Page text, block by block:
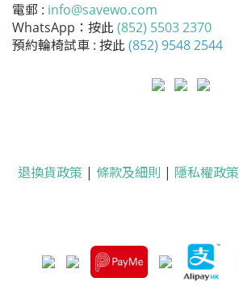
電郵 : info@savewo.com
WhatsApp：按此 (852) 5503 2370
預約輪椅試車 : 按此 (852) 9548 2544
退換貨政策 | 條款及細則 | 隱私權政策